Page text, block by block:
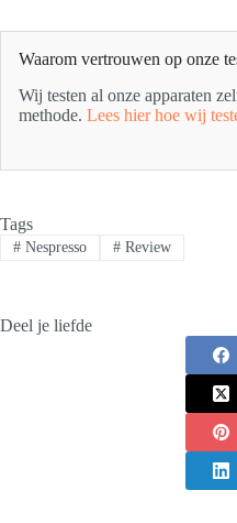
Waarom vertrouwen op onze
Wij testen al onze apparaten
methode. Lees hier hoe wij
Tags
#Nespresso #Review
Deel je liefde